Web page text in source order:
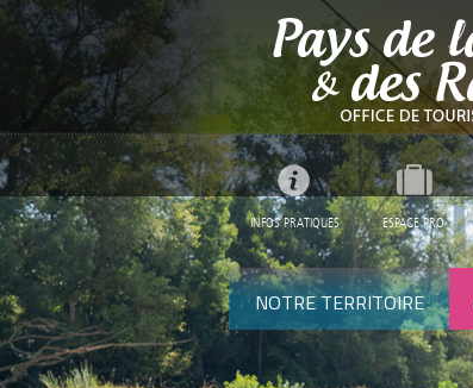
INFOS PRATIQUES ESPACE PRO
NOTRE TERRITOIRE